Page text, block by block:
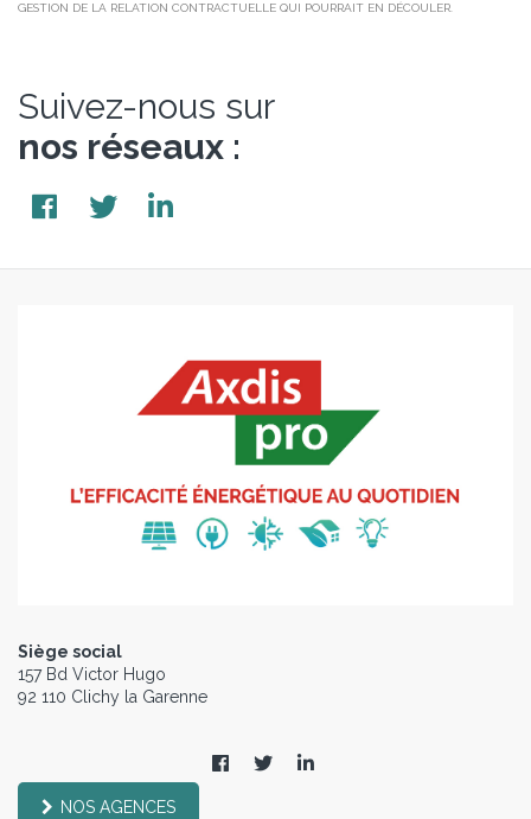
GESTION DE LA RELATION CONTRACTUELLE QUI POURRAIT EN DÉCOULER.
Suivez-nous sur
nos réseaux :
Siège social
157 Bd Victor Hugo
92 110 Clichy la Garenne
NOS AGENCES